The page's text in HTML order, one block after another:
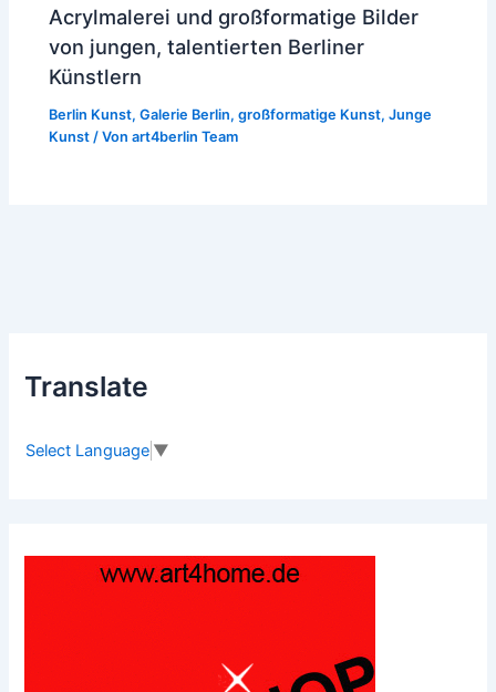
Acrylmalerei und großformatige Bilder
von jungen, talentierten Berliner
Künstlern
Berlin Kunst,Galerie Berlin,großformatige Kunst,Junge
Kunst / Vonart4berlin Team
Translate
Select Language ▼